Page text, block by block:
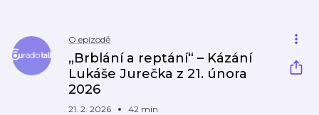
O epizodě
„Brblání a reptání“ – Kázání
Lukáše Jurečka z 21. února
2026
21. 2. 2026 42 min